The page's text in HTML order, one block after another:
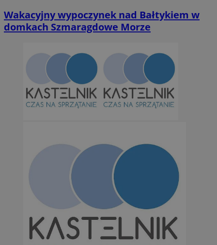
Wakacyjny wypoczynek nad Bałtykiem w
domkach Szmaragdowe Morze